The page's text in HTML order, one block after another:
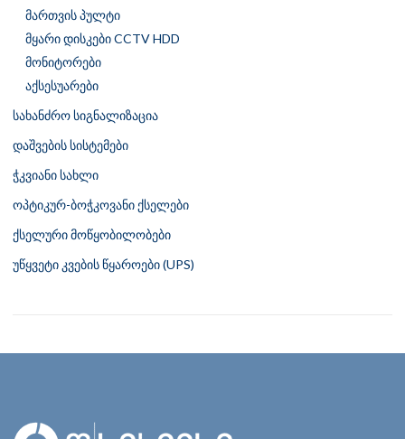
მართვის პულტი
მყარი დისკები CCTV HDD
მონიტორები
აქსესუარები
სახანძრო სიგნალიზაცია
დაშვების სისტემები
ჭკვიანი სახლი
ოპტიკურ-ბოჭკოვანი ქსელები
ქსელური მოწყობილობები
უწყვეტი კვების წყაროები (UPS)